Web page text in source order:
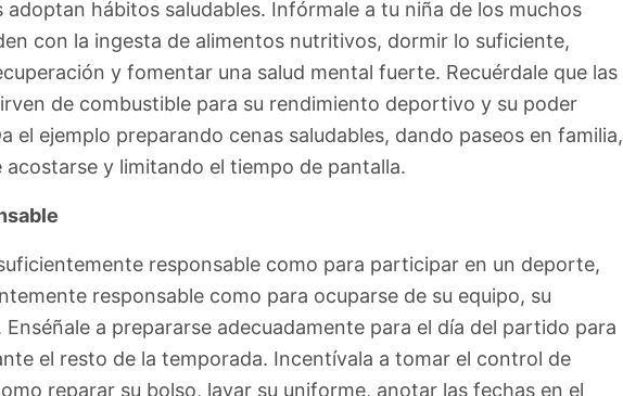
hábitos saludables. Infórmale a tu niña de los muchos
con la ingesta de alimentos nutritivos, dormir lo suficiente,
y fomentar una salud mental fuerte. Recuérdale que las
de combustible para su rendimiento deportivo y su poder
el ejemplo preparando cenas saludables, dando paseos en familia,
y limitando el tiempo de pantalla.
responsable como para participar en un deporte,
responsable como para ocuparse de su equipo, su
a prepararse adecuadamente para el día del partido para
el resto de la temporada. Incentívala a tomar el control de
reparar su bolso, lavar su uniforme, anotar las fechas en el